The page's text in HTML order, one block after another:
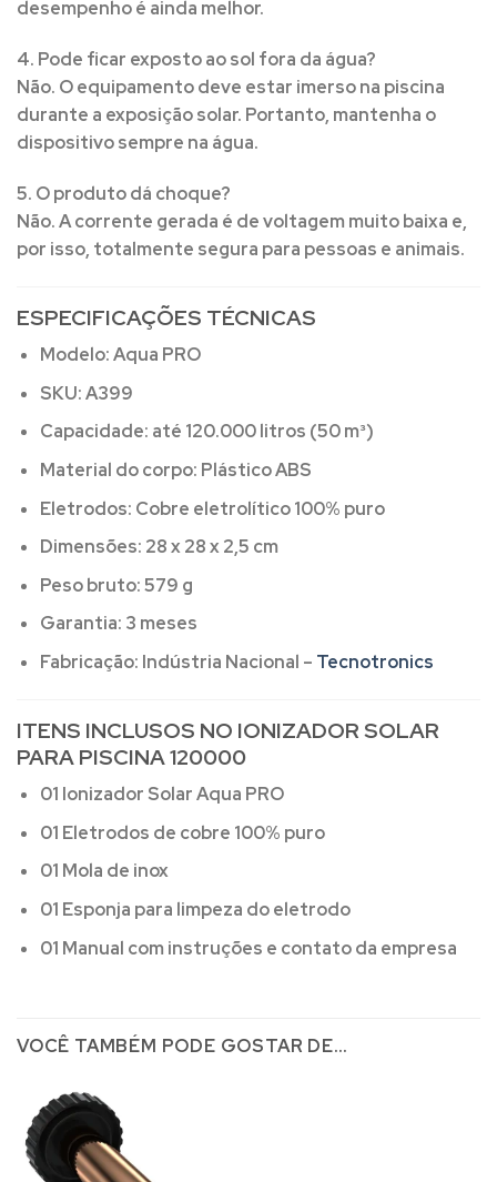
desempenho é ainda melhor.
4. Pode ficar exposto ao sol fora da água?
Não. O equipamento deve estar imerso na piscina
durante a exposição solar. Portanto, mantenha o
dispositivo sempre na água.
5. O produto dá choque?
Não.A corrente gerada é de voltagem muito baixa e,
por isso, totalmente segura para pessoas e animais.
ESPECIFICAÇÕES TÉCNICAS
Modelo:Aqua PRO
SKU:A399
Capacidade: até 120.000 litros (50 m³)
Material do corpo: Plástico ABS
Eletrodos: Cobre eletrolítico 100% puro
Dimensões: 28 x 28 x 2,5 cm
Peso bruto:579 g
Garantia: 3 meses
Fabricação: Indústria Nacional – Tecnotronics
ITENS INCLUSOS NO IONIZADOR SOLAR
PARA PISCINA 120000
01 Ionizador Solar Aqua PRO
01 Eletrodos de cobre 100% puro
01 Mola de inox
01 Esponja para limpeza do eletrodo
01 Manual com instruções e contato da empresa
VOCÊ TAMBÉM PODE GOSTAR DE…